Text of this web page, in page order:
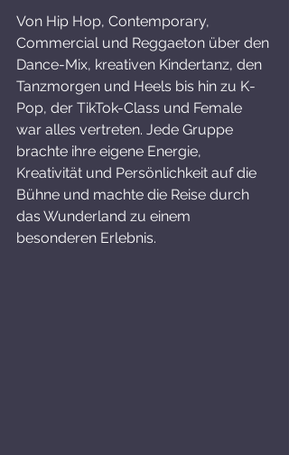
Von Hip Hop, Contemporary,
Commercial und Reggaeton über den
Dance-Mix, kreativen Kindertanz, den
Tanzmorgen und Heels bis hin zu K-
Pop, der TikTok-Class und Female
war alles vertreten. Jede Gruppe
brachte ihre eigene Energie,
Kreativität und Persönlichkeit auf die
Bühne und machte die Reise durch
das Wunderland zu einem
besonderen Erlebnis.